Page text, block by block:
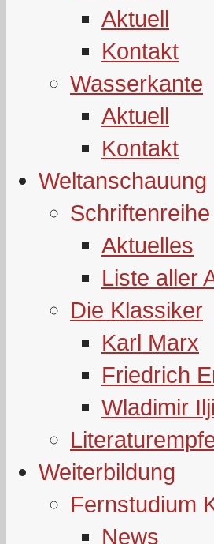
Aktuell
Kontakt
Wasserkante
Aktuell
Kontakt
Weltanschauung
Aktuelles
Liste aller
Die Klassiker
Karl Marx
Friedrich
Wladimir
Weiterbildung
Fernstudium
News